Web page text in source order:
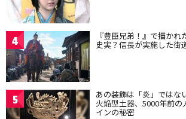
4 『豊臣兄弟！』で描か
史実？信長が実施した街
5 あの装飾は「炎」ではな
火焔型土器、5000年前
インの秘密